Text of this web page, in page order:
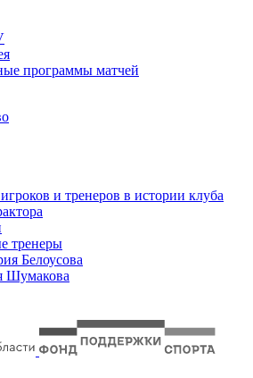
программы матчей
и тренеров в истории клуба
тренеры
Белоусова
Шумакова